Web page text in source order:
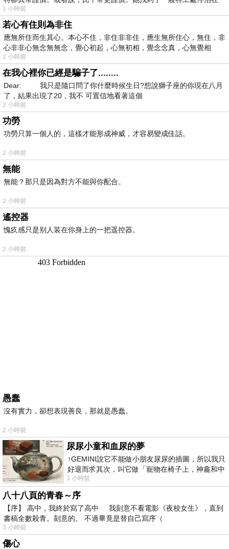
1 小時前
若心有住則為非住
應無所住而生其心。本心不住，非住非非住，應生無所住心，無住，非
心非非心無念無無念，覺心初起，心無初相，覺念念真，心無覺相
2 小時前
在我心裡你已經是騙子了........
Dear: 我只是隨口問了你什麼時候生日?想說獅子座的你現在八月
了，結果出現了20，我不 可置信地看著這個
2 小時前
功勞
功勞只算一個人的，這樣才能形成神威，才容易變成佳話。
2 小時前
無能
無能？那只是因為對方不能與你配合。
2 小時前
遙控器
愧疚感只是别人装在你身上的一把遥控器。
2 小時前
愚蠢
沒有實力，卻想表現善良，那就是愚蠢。
2 小時前
尿尿小童和血尿的夢
↑GEMINI說它不能做小朋友尿尿的插圖，所以我只
好退而求其次，叫它做「寵物在椅子上，神龕和中
年人臉孔」的畫了。 六月底
3 小時前
八十八頁的青春～序
【序】 高中，我終於寫了高中 我刻意不看電影《夜校女生》，直到
書稿全數殺青。刻意的。 不過畢竟是替自己寫序（
3 小時前
傷心